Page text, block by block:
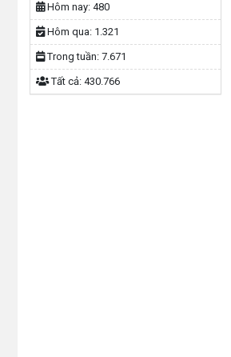
Hôm nay: 480
Hôm qua: 1.321
Trong tuần: 7.671
Tất cả: 430.766